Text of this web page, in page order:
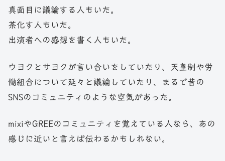
真面目に議論する人もいた。
茶化す人もいた。
出演者への感想を書く人もいた。
ウヨクとサヨクが言い合いをしていたり、天皇制や労
働組合について延々と議論していたり、まるで昔の
SNSのコミュニティのような空気があった。
mixiやGREEのコミュニティを覚えている人なら、あの
感じに近いと言えば伝わるかもしれない。